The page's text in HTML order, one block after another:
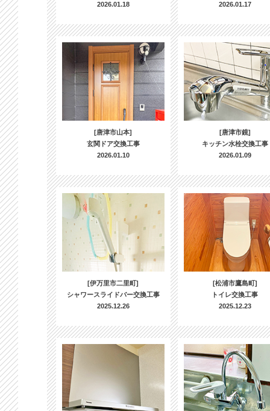
2026.01.18
2026.01.17
[唐津市山本]
玄関ドア交換工事
2026.01.10
[唐津市鏡]
キッチン水栓交換工事
2026.01.09
[伊万里市二里町]
シャワースライドバー交換工事
2025.12.26
[松浦市鷹島町]
トイレ交換工事
2025.12.23